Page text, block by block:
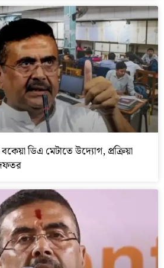
ডিএ মেটাতে উদ্যোগ, প্রক্রিয়া